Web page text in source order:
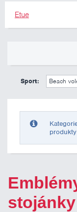
Etue
0 Kč
Sport: Beach